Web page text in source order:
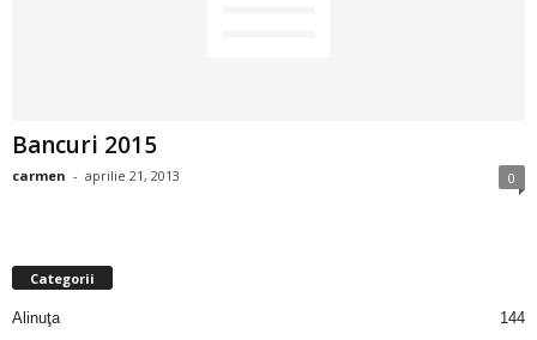
Bancuri 2015
carmen - aprilie 21, 2013 0
Categorii
Alinuţa
144